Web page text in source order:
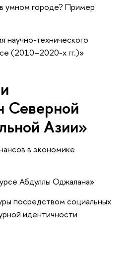
умном городе? Пример
научно-технического
(2010–2020-х гг.)»
Северной
Азии»
в экономике
Абдуллы Оджалана»
посредством социальных
идентичности